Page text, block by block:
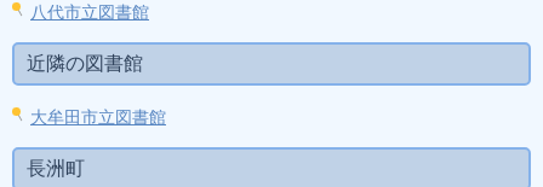
八代市立図書館
近隣の図書館
大牟田市立図書館
長洲町